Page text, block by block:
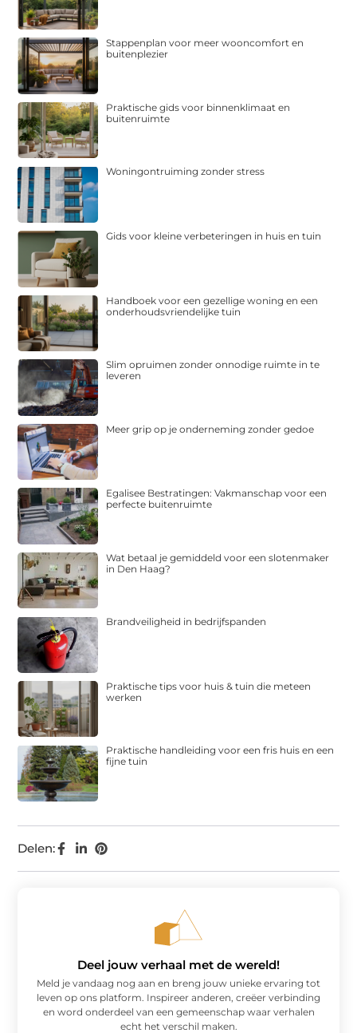
Delen:
Stappenplan voor meer wooncomfort en
buitenplezier
Praktische gids voor binnenklimaat en
buitenruimte
Woningontruiming zonder stress
Gids voor kleine verbeteringen in huis en tuin
Handboek voor een gezellige woning en een
onderhoudsvriendelijke tuin
Slim opruimen zonder onnodige ruimte in te
leveren
Meer grip op je onderneming zonder gedoe
Egalisee Bestratingen: Vakmanschap voor een
perfecte buitenruimte
Wat betaal je gemiddeld voor een slotenmaker
in Den Haag?
Brandveiligheid in bedrijfspanden
Praktische tips voor huis & tuin die meteen
werken
Praktische handleiding voor een fris huis en een
fijne tuin
Deel jouw verhaal met de wereld!
Meld je vandaag nog aan en breng jouw unieke ervaring tot
leven op ons platform. Inspireer anderen, creëer verbinding
en word onderdeel van een gemeenschap waar verhalen
echt het verschil maken.